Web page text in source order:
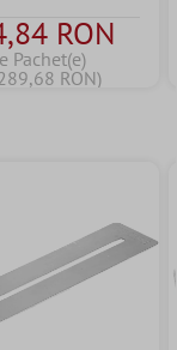
von 5 Sternen
RON
Pachet(e)
RON)